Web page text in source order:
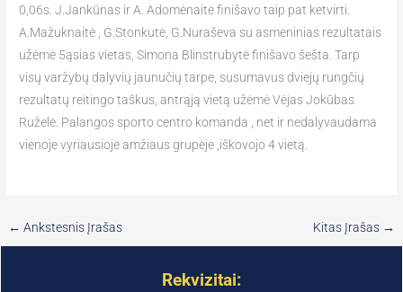
0,06s. J.Jankūnas ir A. Adomėnaitė finišavo taip pat ketvirti.
A.Mažuknaitė , G.Stonkutė, G.Nuraševa su asmeninias rezultatais
užėmė 5ąsias vietas, Simona Blinstrubytė finišavo šešta. Tarp
visų varžybų dalyvių jaunučių tarpe, susumavus dviejų rungčių
rezultatų reitingo taškus, antrąją vietą užėmė Vėjas Jokūbas
Ruželė. Palangos sporto centro komanda , net ir nedalyvaudama
vienoje vyriausioje amžiaus grupėje ,iškovojo 4 vietą.
← Ankstesnis Įrašas Kitas Įrašas →
Rekvizitai: